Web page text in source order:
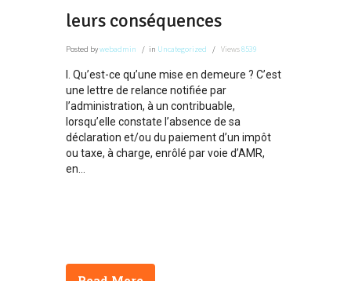
leurs conséquences
Posted bywebadmin in Uncategorized Views8539
I. Qu’est-ce qu’une mise en demeure ? C’est
une lettre de relance notifiée par
l’administration, à un contribuable,
lorsqu’elle constate l’absence de sa
déclaration et/ou du paiement d’un impôt
ou taxe, à charge, enrôlé par voie d’AMR,
en...